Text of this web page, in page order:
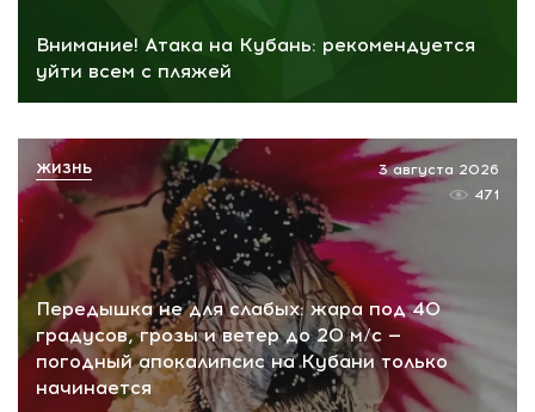
Внимание! Атака на Кубань: рекомендуется
уйти всем с пляжей
Передышка не для слабых: жара под 40
градусов, грозы и ветер до 20 м/с —
погодный апокалипсис на Кубани только
начинается
3 августа 2026
471
ЖИЗНЬ